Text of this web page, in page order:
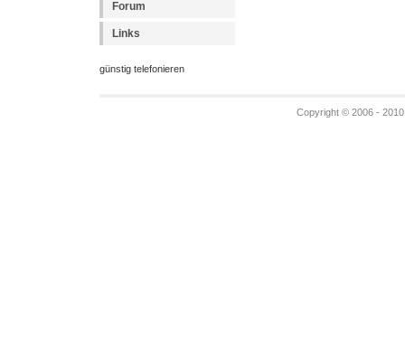
Forum
Links
günstig telefonieren
Copyright © 2006 -